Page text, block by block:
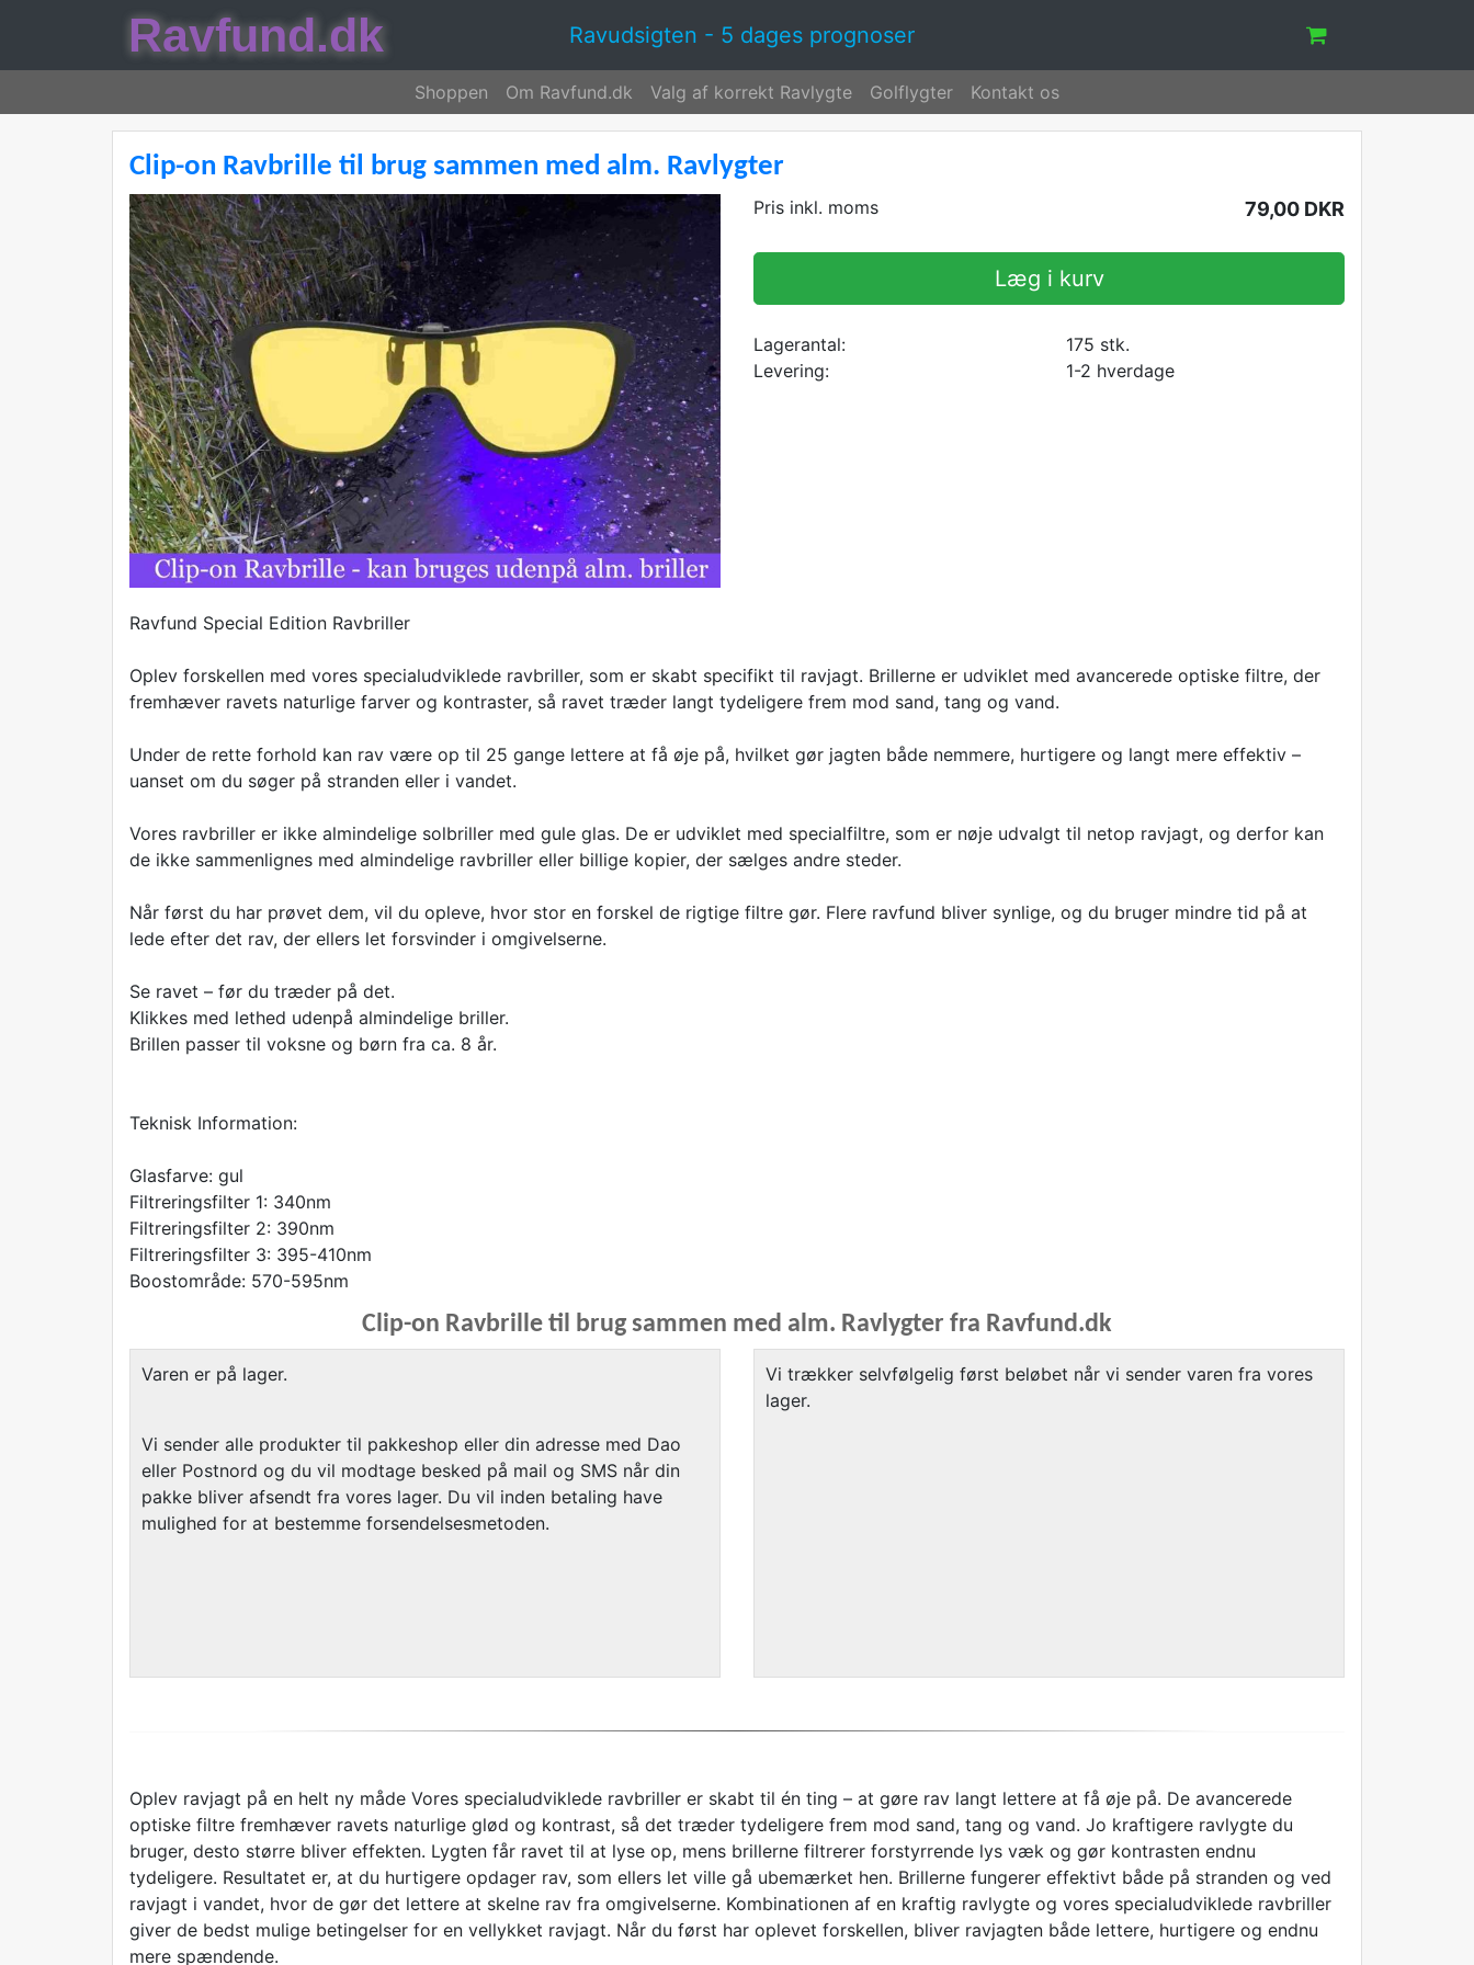
Ravfund.dk Ravudsigten - 5 dages prognoser
Shoppen Om Ravfund.dk Valg af korrekt Ravlygte Golflygter Kontakt os
Clip-on Ravbrille til brug sammen med alm. Ravlygter
Pris inkl. moms 79,00 DKR
Læg i kurv
Lagerantal: 175 stk.
Levering:
1-2 hverdage
Ravfund Special Edition Ravbriller
Oplev forskellen med vores specialudviklede ravbriller, som er skabt specifikt til ravjagt. Brillerne er udviklet med avancerede optiske filtre, der
fremhæver ravets naturlige farver og kontraster, så ravet træder langt tydeligere frem mod sand, tang og vand.
Under de rette forhold kan rav være op til 25 gange lettere at få øje på, hvilket gør jagten både nemmere, hurtigere og langt mere effektiv –
uanset om du søger på stranden eller i vandet.
Vores ravbriller er ikke almindelige solbriller med gule glas. De er udviklet med specialfiltre, som er nøje udvalgt til netop ravjagt, og derfor kan
de ikke sammenlignes med almindelige ravbriller eller billige kopier, der sælges andre steder.
Når først du har prøvet dem, vil du opleve, hvor stor en forskel de rigtige filtre gør. Flere ravfund bliver synlige, og du bruger mindre tid på at
lede efter det rav, der ellers let forsvinder i omgivelserne.
Se ravet – før du træder på det.
Klikkes med lethed udenpå almindelige briller.
Brillen passer til voksne og børn fra ca. 8 år.
Teknisk Information:
Glasfarve: gul
Filtreringsfilter 1: 340nm
Filtreringsfilter 2: 390nm
Filtreringsfilter 3: 395-410nm
Boostområde: 570-595nm
Clip-on Ravbrille til brug sammen med alm. Ravlygter fra Ravfund.dk
Varen er på lager.
Vi sender alle produkter til pakkeshop eller din adresse med Dao
eller Postnord og du vil modtage besked på mail og SMS når din
pakke bliver afsendt fra vores lager. Du vil inden betaling have
mulighed for at bestemme forsendelsesmetoden.
Vi trækker selvfølgelig først beløbet når vi sender varen fra vores
lager.
Oplev ravjagt på en helt ny måde Vores specialudviklede ravbriller er skabt til én ting – at gøre rav langt lettere at få øje på. De avancerede
optiske filtre fremhæver ravets naturlige glød og kontrast, så det træder tydeligere frem mod sand, tang og vand. Jo kraftigere ravlygte du
bruger, desto større bliver effekten. Lygten får ravet til at lyse op, mens brillerne filtrerer forstyrrende lys væk og gør kontrasten endnu
tydeligere. Resultatet er, at du hurtigere opdager rav, som ellers let ville gå ubemærket hen. Brillerne fungerer effektivt både på stranden og ved
ravjagt i vandet, hvor de gør det lettere at skelne rav fra omgivelserne. Kombinationen af en kraftig ravlygte og vores specialudviklede ravbriller
giver de bedst mulige betingelser for en vellykket ravjagt. Når du først har oplevet forskellen, bliver ravjagten både lettere, hurtigere og endnu
mere spændende.